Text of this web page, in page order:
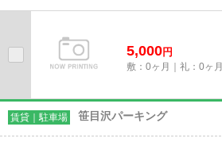
5,000円
敷：0ヶ月｜礼：0ヶ月
賃貸｜駐車場 笹目沢パーキング